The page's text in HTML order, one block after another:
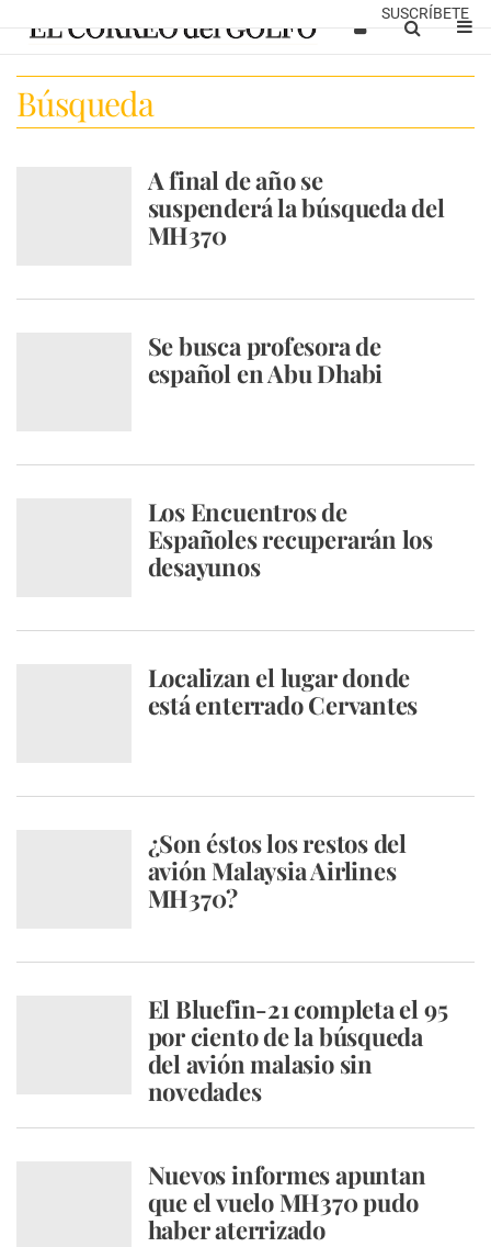
SUSCRÍBETE
Búsqueda
A final de año se
suspenderá la búsqueda del
MH370
Se busca profesora de
español en Abu Dhabi
Los Encuentros de
Españoles recuperarán los
desayunos
Localizan el lugar donde
está enterrado Cervantes
¿Son éstos los restos del
avión Malaysia Airlines
MH370?
El Bluefin-21 completa el 95
por ciento de la búsqueda
del avión malasio sin
novedades
Nuevos informes apuntan
que el vuelo MH370 pudo
haber aterrizado